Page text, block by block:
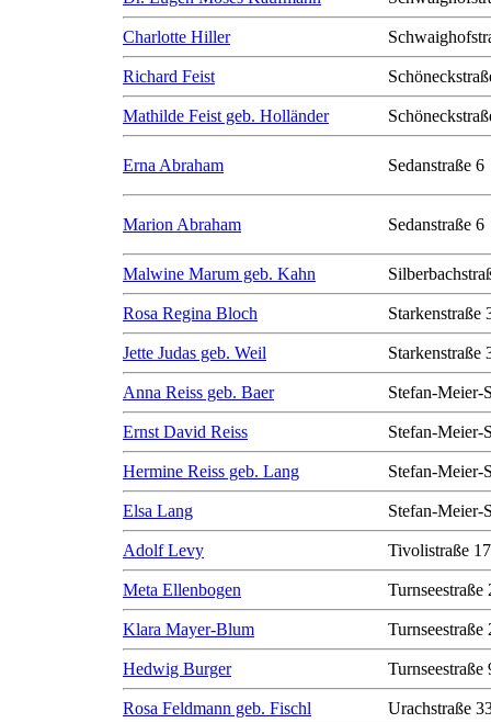
Charlotte Hiller
Richard Feist
Mathilde Feist geb. Holländer
Erna Abraham Sedanstraße 6
Marion Abraham Sedanstraße 6
Malwine Marum geb. Kahn
Rosa Regina Bloch Starkenstraße
Jette Judas geb. Weil Starkenstraße
Anna Reiss geb. Baer Stefan-Meier-
Ernst David Reiss Stefan-Meier-
Hermine Reiss geb. Lang Stefan-Meier-
Elsa Lang Stefan-Meier-
Adolf Levy Tivolistraße 17
Meta Ellenbogen Turnseestraße
Klara Mayer-Blum Turnseestraße
Hedwig Burger Turnseestraße
Rosa Feldmann geb. Fischl Urachstraße